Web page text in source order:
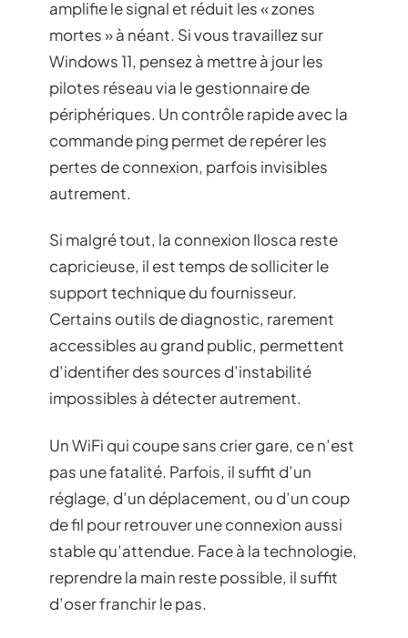
amplifie le signal et réduit les « zones
mortes » à néant. Si vous travaillez sur
Windows 11, pensez à mettre à jour les
pilotes réseau via le gestionnaire de
périphériques. Un contrôle rapide avec la
commande ping permet de repérer les
pertes de connexion, parfois invisibles
autrement.
Si malgré tout, la connexion Ilosca reste
capricieuse, il est temps de solliciter le
support technique du fournisseur.
Certains outils de diagnostic, rarement
accessibles au grand public, permettent
d’identifier des sources d’instabilité
impossibles à détecter autrement.
Un WiFi qui coupe sans crier gare, ce n’est
pas une fatalité. Parfois, il suffit d’un
réglage, d’un déplacement, ou d’un coup
de fil pour retrouver une connexion aussi
stable qu’attendue. Face à la technologie,
reprendre la main reste possible, il suffit
d’oser franchir le pas.